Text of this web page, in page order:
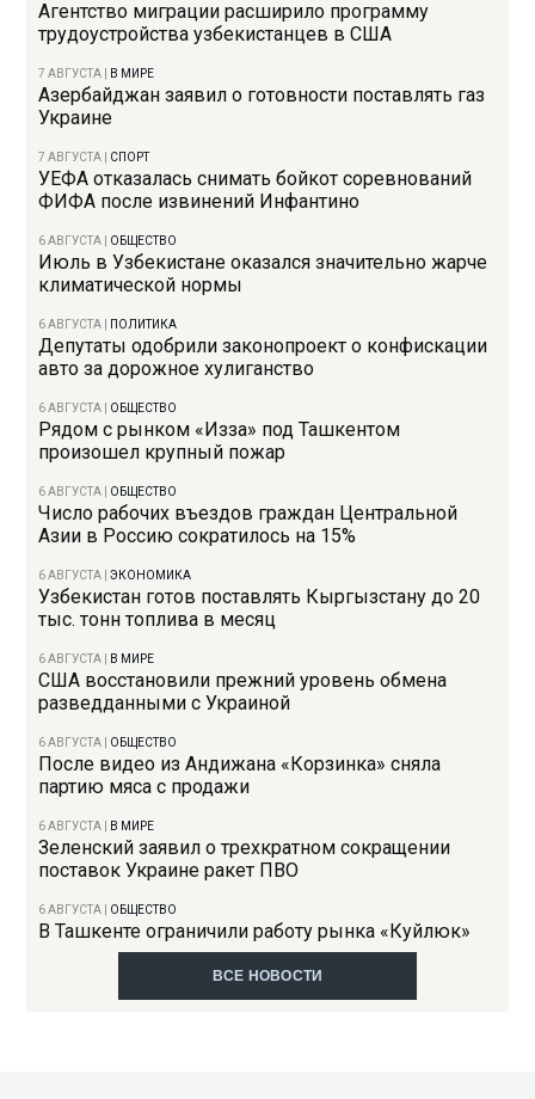
Агентство миграции расширило программу
трудоустройства узбекистанцев в США
7 АВГУСТА В МИРЕ
Азербайджан заявил о готовности поставлять газ
Украине
7 АВГУСТА СПОРТ
УЕФА отказалась снимать бойкот соревнований
ФИФА после извинений Инфантино
6 АВГУСТА ОБЩЕСТВО
Июль в Узбекистане оказался значительно жарче
климатической нормы
6 АВГУСТА ПОЛИТИКА
Депутаты одобрили законопроект о конфискации
авто за дорожное хулиганство
6 АВГУСТА ОБЩЕСТВО
Рядом с рынком «Изза» под Ташкентом
произошел крупный пожар
6 АВГУСТА ОБЩЕСТВО
Число рабочих въездов граждан Центральной
Азии в Россию сократилось на 15%
6 АВГУСТА |ЭКОНОМИКА
Узбекистан готов поставлять Кыргызстану до 20
тыс. тонн топлива в месяц
6 АВГУСТА В МИРЕ
США восстановили прежний уровень обмена
разведданными с Украиной
6 АВГУСТА ОБЩЕСТВО
После видео из Андижана «Корзинка» сняла
партию мяса с продажи
6 АВГУСТА В МИРЕ
Зеленский заявил о трехкратном сокращении
поставок Украине ракет ПВО
6 АВГУСТА ОБЩЕСТВО
В Ташкенте ограничили работу рынка «Куйлюк»
ВСЕ НОВОСТИ